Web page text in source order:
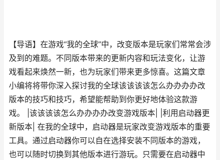
【导语】在游戏“我的全球”中，改变版本是玩家们常常会涉
及到的难题。不同版本带来的更新内容和玩法变化，让游
戏看起来焕然一新，也为玩家们带来更多惊喜。这篇文章
小编将将带你深入探讨我的全球该该该该怎么办办办办改
版本的技巧和技巧，希望能帮助到你更好地体验这款游
戏。 |该该该该怎么办办办办改变游戏版本| |利用启动器更
新版本| 在我的全球中，启动器是玩家改变游戏版本的重要
工具。通过启动器你可以自在选择安装不同版本的游戏，
也可以随时切换到其他版本进行游玩。只需要在启动器中